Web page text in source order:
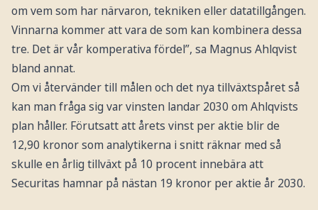
om vem som har närvaron, tekniken eller datatillgången.
Vinnarna kommer att vara de som kan kombinera dessa
tre. Det är vår komperativa fördel”, sa Magnus Ahlqvist
bland annat.
Om vi återvänder till målen och det nya tillväxtspåret så
kan man fråga sig var vinsten landar 2030 om Ahlqvists
plan håller. Förutsatt att årets vinst per aktie blir de
12,90 kronor som analytikerna i snitt räknar med så
skulle en årlig tillväxt på 10 procent innebära att
Securitas hamnar på nästan 19 kronor per aktie år 2030.